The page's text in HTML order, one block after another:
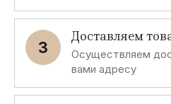
3
Доставляем
Осуществляем
вами адресу